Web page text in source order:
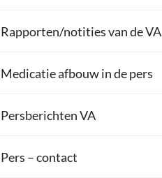
Rapporten/notities van de VA
Medicatie afbouw in de pers
Persberichten VA
Pers – contact